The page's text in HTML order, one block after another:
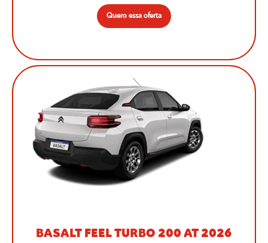
Quero essa oferta
BASALT FEEL TURBO 200 AT 2026